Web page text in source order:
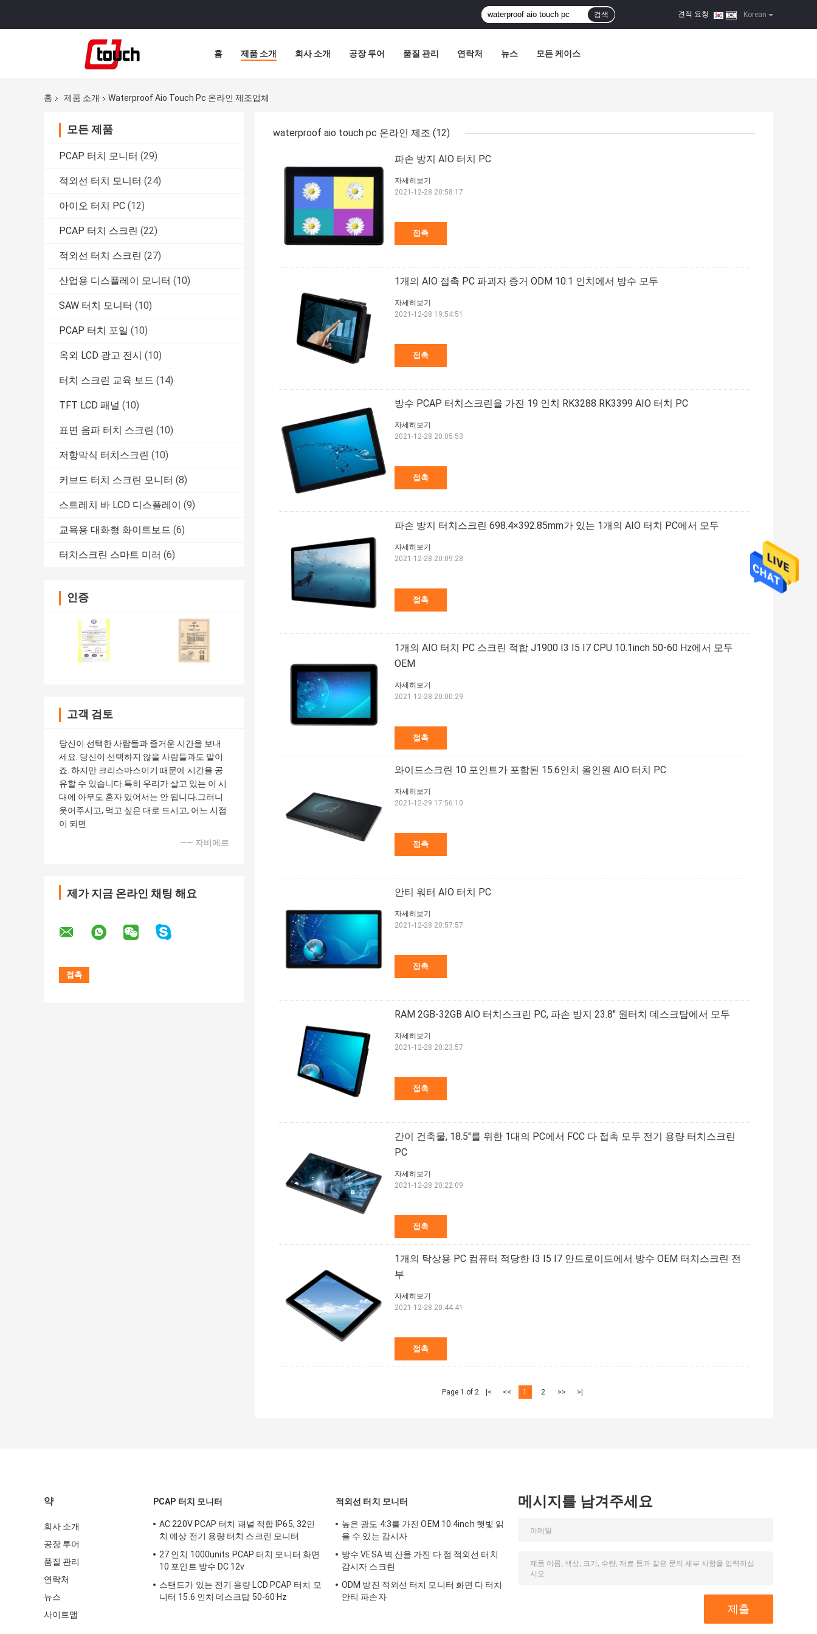
Korean
견적 요청 |
검색
홈 제품 소개 회사 소개 공장 투어 품질 관리 연락처 뉴스 모든 케이스
홈 제품 소개 Waterproof Aio Touch Pc 온라인 제조업체
모든 제품
PCAP 터치 모니터 (29)
적외선 터치 모니터 (24)
아이오 터치 PC (12)
PCAP 터치 스크린 (22)
적외선 터치 스크린 (27)
산업용 디스플레이 모니터 (10)
SAW 터치 모니터 (10)
PCAP 터치 포일 (10)
옥외 LCD 광고 전시 (10)
터치 스크린 교육 보드 (14)
TFT LCD 패널 (10)
표면 음파 터치 스크린 (10)
저항막식 터치스크린 (10)
커브드 터치 스크린 모니터 (8)
스트레치 바 LCD 디스플레이 (9)
교육용 대화형 화이트보드 (6)
터치스크린 스마트 미러 (6)
인증
고객 검토
당신이 선택한 사람들과 즐거운 시간을 보내
세요. 당신이 선택하지 않을 사람들과도 말이
죠. 하지만 크리스마스이기 때문에 시간을 공
유할 수 있습니다.특히 우리가 살고 있는 이 시
대에 아무도 혼자 있어서는 안 됩니다.그러니
웃어주시고, 먹고 싶은 대로 드시고, 어느 시점
이 되면
—— 자비에르
제가 지금 온라인 채팅 해요
waterproof aio touch pc 온라인 제조 (12)
파손 방지 AIO 터치 PC
접촉
자세히보기
2021-12-28 20:58:17
1개의 AIO 접촉 PC 파괴자 증거 ODM 10.1 인치에서 방수 모두
접촉
자세히보기
2021-12-28 19:54:51
방수 PCAP 터치스크린을 가진 19 인치 RK3288 RK3399 AIO 터치 PC
접촉
자세히보기
2021-12-28 20:05:53
파손 방지 터치스크린 698.4×392.85mm가 있는 1개의 AIO 터치 PC에서 모두
접촉
자세히보기
2021-12-28 20:09:28
1개의 AIO 터치 PC 스크린 적합 J1900 I3 I5 I7 CPU 10.1inch 50-60 Hz에서 모두
OEM
접촉
자세히보기
2021-12-28 20:00:29
와이드스크린 10 포인트가 포함된 15.6인치 올인원 AIO 터치 PC
접촉
자세히보기
2021-12-29 17:56:10
안티 워터 AIO 터치 PC
접촉
자세히보기
2021-12-28 20:57:57
RAM 2GB-32GB AIO 터치스크린 PC, 파손 방지 23.8" 원터치 데스크탑에서 모두
접촉
자세히보기
2021-12-28 20:23:57
간이 건축물, 18.5"를 위한 1대의 PC에서 FCC 다 접촉 모두 전기 용량 터치스크린
PC
접촉
자세히보기
2021-12-28 20:22:09
1개의 탁상용 PC 컴퓨터 적당한 I3 I5 I7 안드로이드에서 방수 OEM 터치스크린 전
부
접촉
자세히보기
2021-12-28 20:44:41
Page 1 of 2 |< << 1 2 >> >|
약
회사 소개
공장 투어
품질 관리
연락처
뉴스
사이트맵
PCAP 터치 모니터
AC 220V PCAP 터치 패널 적합 IP65, 32인
치 예상 전기 용량 터치 스크린 모니터
27 인치 1000units PCAP 터치 모니터 화면
10 포인트 방수 DC 12v
스탠드가 있는 전기 용량 LCD PCAP 터치 모
니터 15.6 인치 데스크탑 50-60 Hz
적외선 터치 모니터
높은 광도 4:3를 가진 OEM 10.4inch 햇빛 읽
을 수 있는 감시자
방수 VESA 벽 산을 가진 다 점 적외선 터치
감시자 스크린
ODM 방진 적외선 터치 모니터 화면 다 터치
안티 파손자
메시지를 남겨주세요